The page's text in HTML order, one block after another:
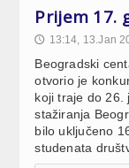
Prijem 17.
🕔 13:14, 13.Jan
Beogradski
otvorio je
koji traje do 26.
stažiranja
bilo uključeno
studenata